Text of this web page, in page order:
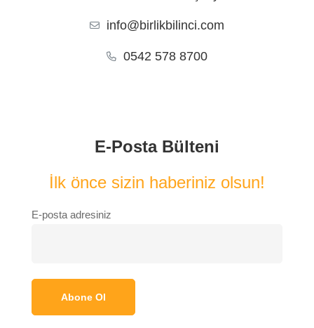
info@birlikbilinci.com
0542 578 8700
E-Posta Bülteni
İlk önce sizin haberiniz olsun!
E-posta adresiniz